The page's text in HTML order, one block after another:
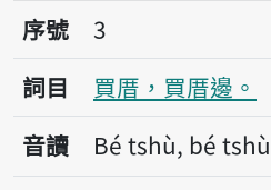
序號3買厝，買厝邊。
序號
3
詞目
買厝，買厝邊。
音讀
Bé tshù, bé